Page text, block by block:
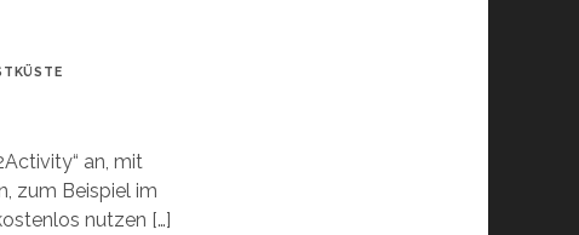
an, mit
zum Beispiel im
nutzen […]